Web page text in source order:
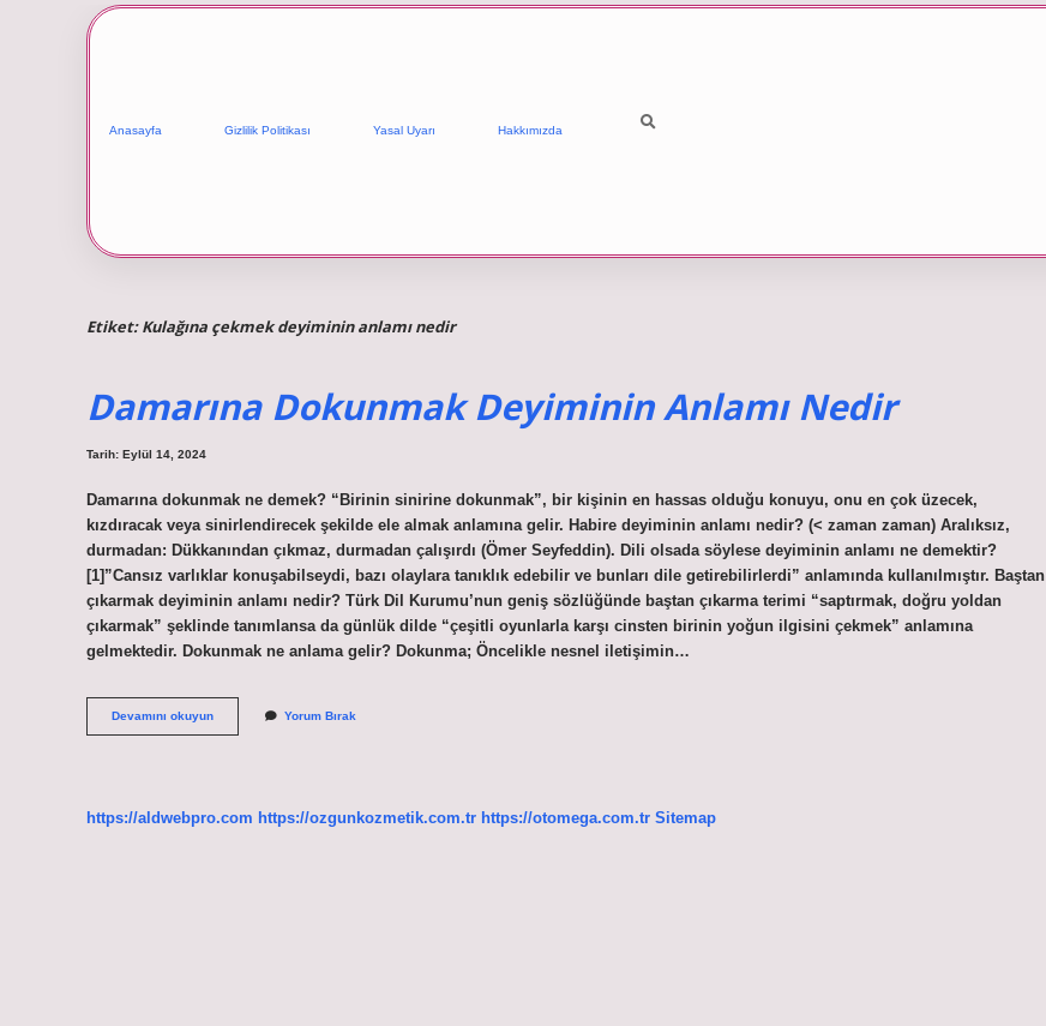
Anasayfa Gizlilik Politikası Yasal Uyarı Hakkımızda
Etiket:Kulağına çekmek deyiminin anlamı nedir
Damarına Dokunmak Deyiminin Anlamı Nedir
Tarih: Eylül 14, 2024
Damarına dokunmak ne demek? “Birinin sinirine dokunmak”, bir kişinin en hassas olduğu konuyu, onu en çok üzecek,
kızdıracak veya sinirlendirecek şekilde ele almak anlamına gelir. Habire deyiminin anlamı nedir? (< zaman zaman) Aralıksız,
durmadan: Dükkanından çıkmaz, durmadan çalışırdı (Ömer Seyfeddin). Dili olsada söylese deyiminin anlamı ne demektir?
[1]”Cansız varlıklar konuşabilseydi, bazı olaylara tanıklık edebilir ve bunları dile getirebilirlerdi” anlamında kullanılmıştır. Baştan
çıkarmak deyiminin anlamı nedir? Türk Dil Kurumu’nun geniş sözlüğünde baştan çıkarma terimi “saptırmak, doğru yoldan
çıkarmak” şeklinde tanımlansa da günlük dilde “çeşitli oyunlarla karşı cinsten birinin yoğun ilgisini çekmek” anlamına
gelmektedir. Dokunmak ne anlama gelir? Dokunma; Öncelikle nesnel iletişimin…
Devamını okuyunDamarına
Dokunmak
Yorum Bırak
https://aldwebpro.com https://ozgunkozmetik.com.tr https://otomega.com.tr Sitemap